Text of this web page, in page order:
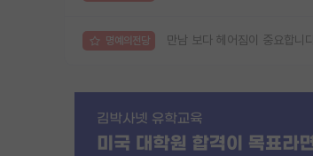
명예의전당 만남 보다 헤어짐이 중요합니다.